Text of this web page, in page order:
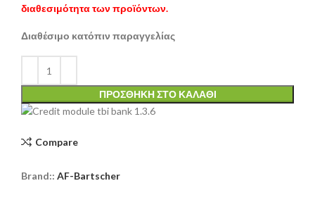
διαθεσιμότητα των προϊόντων.
Διαθέσιμο κατόπιν παραγγελίας
ΠΡΟΣΘΉΚΗ ΣΤΟ ΚΑΛΆΘΙ
Compare
Brand:: AF-Bartscher